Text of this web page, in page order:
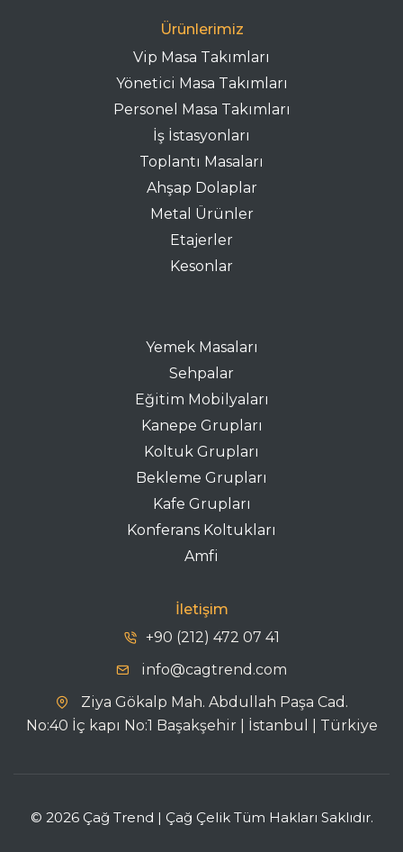
Ürünlerimiz
Vip Masa Takımları
Yönetici Masa Takımları
Personel Masa Takımları
İş İstasyonları
Toplantı Masaları
Ahşap Dolaplar
Metal Ürünler
Etajerler
Kesonlar
Yemek Masaları
Sehpalar
Eğitim Mobilyaları
Kanepe Grupları
Koltuk Grupları
Bekleme Grupları
Kafe Grupları
Konferans Koltukları
Amfi
İletişim
+90 (212) 472 07 41
info@cagtrend.com
Ziya Gökalp Mah. Abdullah Paşa Cad.
No:40 İç kapı No:1 Başakşehir | İstanbul | Türkiye
© 2026 Çağ Trend | Çağ Çelik Tüm Hakları Saklıdır.